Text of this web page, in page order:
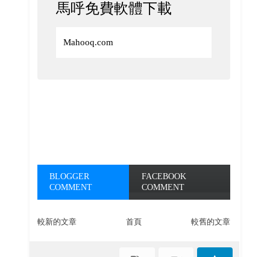
馬呼免費軟體下載
Mahooq.com
BLOGGER
COMMENT
FACEBOOK
COMMENT
較新的文章 較舊的文章
首頁